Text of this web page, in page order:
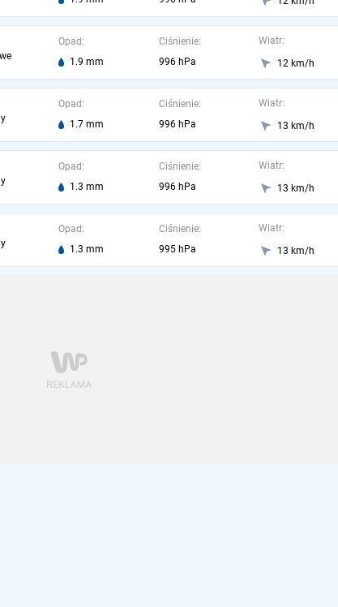
Opad:
1.9 mm
Ciśnienie:
996 hPa
Wiatr:
12 km/h
Opad:
1.7 mm
Ciśnienie:
996 hPa
Wiatr:
13 km/h
Opad:
1.3 mm
Ciśnienie:
996 hPa
Wiatr:
13 km/h
Opad:
1.3 mm
Ciśnienie:
995 hPa
Wiatr:
13 km/h